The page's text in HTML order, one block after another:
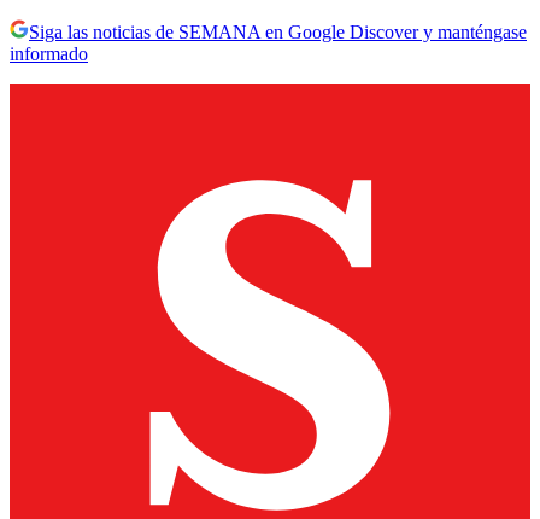
Siga las noticias de SEMANA en Google Discover y manténgase
informado